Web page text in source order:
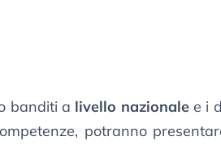
banditi a livello nazionalee i
potranno